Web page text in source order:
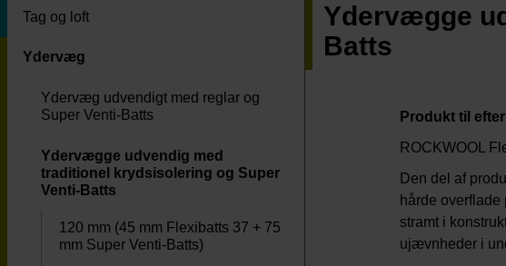
Tag og loft
Ydervæg
Ydervæg udvendigt med reglar og
Super Venti-Batts
Ydervægge udvendig med
traditionel krydsisolering og Super
Venti-Batts
120 mm (45 mm Flexibatts 37 + 75
mm Super Venti-Batts)
Ydervægge
Batts
Produkt til
ROCKWOOL
Den del af
hårde
stramt i
ujævnheder i